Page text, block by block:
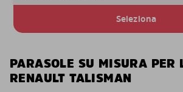
Seleziona
PARASOLE SU MISURA PER
RENAULT TALISMAN